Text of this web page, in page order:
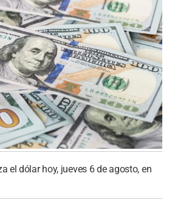
el dólar hoy, jueves 6 de agosto, en